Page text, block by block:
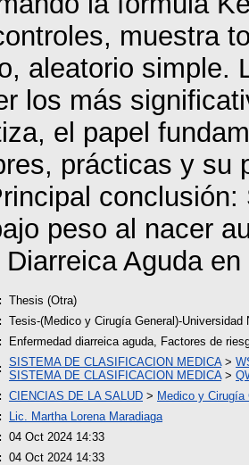
muestra
aleatorio simple.
los más
el papel
prácticas y su
peso al nacer
Aguda
Thesis (Otra)
Tesis-(Medico y Cirugía General)-
Enfermedad diarreica aguda, Factores de
SISTEMA DE CLASIFICACION MEDICA>
SISTEMA DE CLASIFICACION MEDICA>
CIENCIAS DE LA SALUD > Medico y Cirugía
Lic. Martha Lorena Maradiaga
04 Oct 2024 14:33
04 Oct 2024 14:33